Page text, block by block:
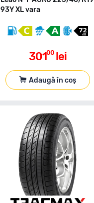
93Y XL vara
30100 lei
Adaugă în coș